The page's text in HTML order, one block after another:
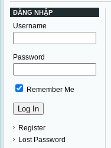
ĐĂNG NHẬP
Username
Password
Remember Me
Register
Lost Password